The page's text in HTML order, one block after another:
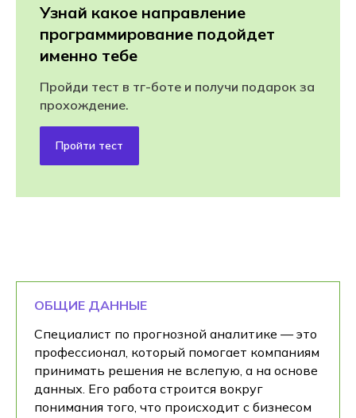
Узнай какое направление
программирование подойдет
именно тебе
Пройди тест в тг-боте и получи подарок за
прохождение.
Пройти тест
ОБЩИЕ ДАННЫЕ
Специалист по прогнозной аналитике — это
профессионал, который помогает компаниям
принимать решения не вслепую, а на основе
данных. Его работа строится вокруг
понимания того, что происходит с бизнесом